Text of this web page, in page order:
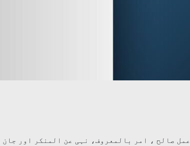
عمل صالح ، امر بالمعروف، نہی عن المنکر اور